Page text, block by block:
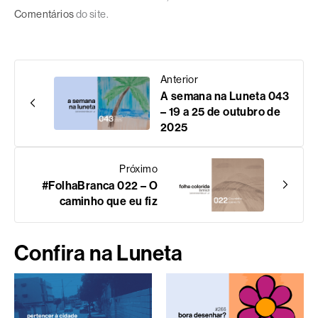
Comentáriosdo site.
Anterior
A semana na Luneta 043
– 19 a 25 de outubro de
2025
Próximo
#FolhaBranca 022 – O
caminho que eu fiz
Confira na Luneta